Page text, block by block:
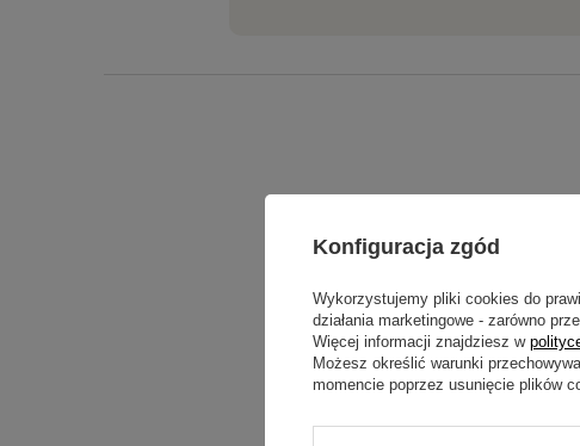
Treść twojej opinii
Konfiguracja zgód
Wykorzystujemy pliki cookies do
działania marketingowe - zarówno
Więcej informacji znajdziesz w
Możesz określić warunki
momencie poprzez usunięcie plików